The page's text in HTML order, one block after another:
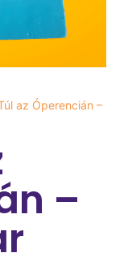
az Óperencián –
–